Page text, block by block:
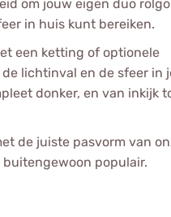
om jouw eigen duo
in huis kunt bereiken.
een ketting of optionele
lichtinval en de sfeer in
donker, en van inkijk
de juiste pasvorm van
populair.